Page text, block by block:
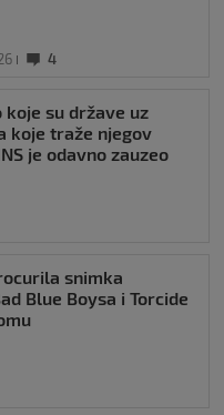
4
koje su države uz
koje traže njegov
je odavno zauzeo
snimka
Blue Boysa i Torcide